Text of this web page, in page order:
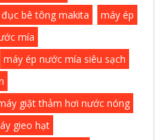
bê tông makita
máy ép
mía
máy ép nước mía siêu sạch
giặt thảm hơi nước nóng
gieo hạt